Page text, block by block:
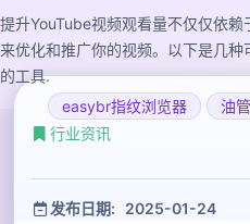
提升YouTube视频观看量不仅仅依
来优化和推广你的视频。以下是几
的工具.
easybr指纹浏览器
油
行业资讯
发布日期: 2025-01-24